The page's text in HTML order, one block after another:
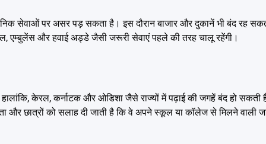
सेवाओं पर असर पड़ सकता है। इस दौरान बाजार और दुकानें भी बंद रह
एम्बुलेंस और हवाई अड्डे जैसी जरूरी सेवाएं पहले की तरह चालू रहेंगी।
केरल, कर्नाटक और ओडिशा जैसे राज्यों में पढ़ाई की जगहें बंद हो सकती हैं,
और छात्रों को सलाह दी जाती है कि वे अपने स्कूल या कॉलेज से मिलने वाली